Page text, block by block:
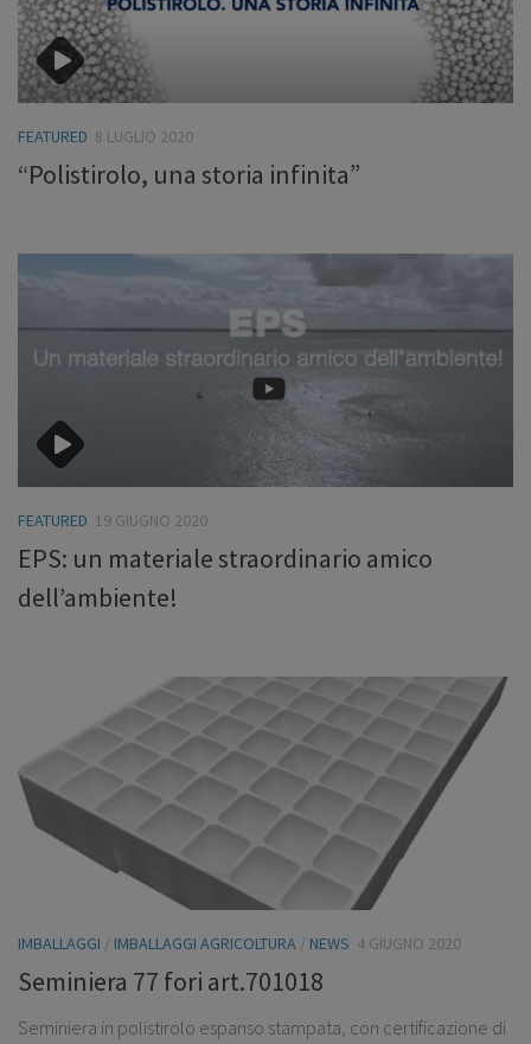
FEATURED 8 LUGLIO 2020
“Polistirolo, una storia infinita”
FEATURED 19 GIUGNO 2020
EPS: un materiale straordinario amico
dell’ambiente!
IMBALLAGGI / IMBALLAGGI AGRICOLTURA / NEWS 4 GIUGNO 2020
Seminiera 77 fori art.701018
Seminiera in polistirolo espanso stampata, con certificazione di